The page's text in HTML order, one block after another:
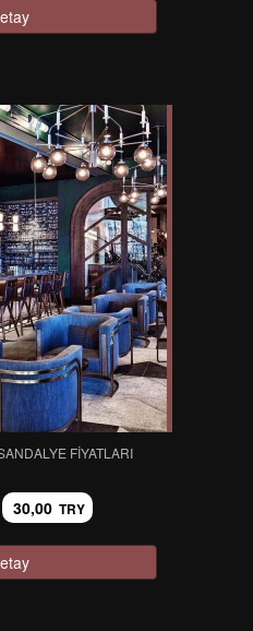
FIYATLARI
30,00 TRY